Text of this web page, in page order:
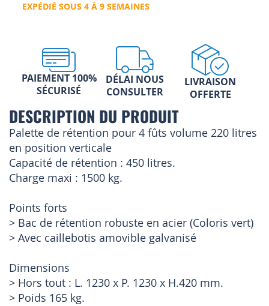
EXPÉDIÉ SOUS 4 À 9 SEMAINES
PAIEMENT 100%
SÉCURISÉ
DÉLAI NOUS
CONSULTER
LIVRAISON
OFFERTE
DESCRIPTION DU PRODUIT
Palette de rétention pour 4 fûts volume 220 litres
en position verticale
Capacité de rétention : 450 litres.
Charge maxi : 1500 kg.
Points forts
> Bac de rétention robuste en acier (Coloris vert)
> Avec caillebotis amovible galvanisé
Dimensions
> Hors tout : L. 1230 x P. 1230 x H.420 mm.
> Poids 165 kg.